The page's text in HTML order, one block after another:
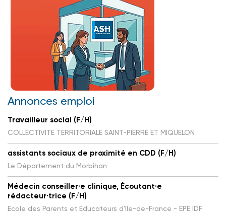
Annonces emploi
Travailleur social (F/H)
COLLECTIVITE TERRITORIALE SAINT-PIERRE ET MIQUELON
assistants sociaux de proximité en CDD (F/H)
Le Département du Morbihan
Médecin conseiller·e clinique, Écoutant·e
rédacteur·trice (F/H)
Ecole des Parents et Educateurs d'Ile-de-France - EPE IDF